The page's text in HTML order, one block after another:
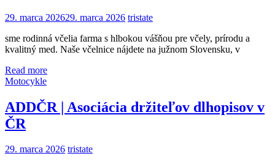
29. marca 202629. marca 2026 tristate
sme rodinná včelia farma s hlbokou vášňou pre včely, prírodu a
kvalitný med. Naše včelnice nájdete na južnom Slovensku, v
Read more
Motocykle
ADDČR | Asociácia držiteľov dlhopisov v
ČR
29. marca 2026 tristate